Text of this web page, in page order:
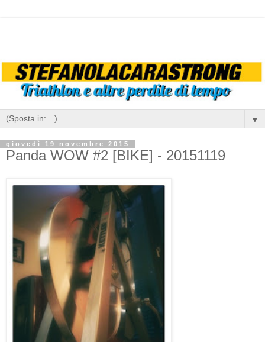
▼
giovedì 19 novembre 2015
Panda WOW #2 [BIKE] - 20151119